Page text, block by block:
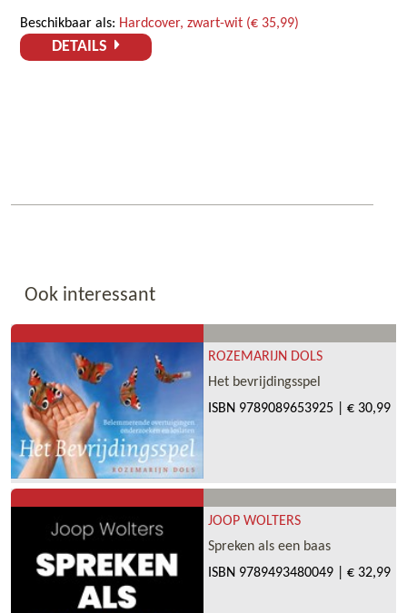
Beschikbaar als: Hardcover, zwart-wit (€ 35,99)
DETAILS
Ook interessant
ROZEMARIJN DOLS
Het bevrijdingsspel
ISBN 9789089653925 € 30,99
JOOP WOLTERS
Spreken als een baas
ISBN 9789493480049 € 32,99